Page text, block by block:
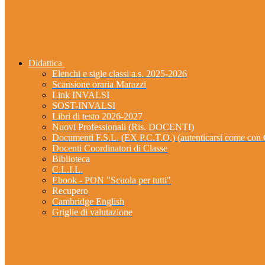
Didattica
Elenchi e sigle classi a.s. 2025-2026
Scansione oraria Marazzi
Link INVALSI
SOST-INVALSI
Libri di testo 2026-2027
Nuovi Professionali (Ris. DOCENTI)
Documenti F.S.L. (EX P.C.T.O.) (autenticarsi come
Docenti Coordinatori di Classe
Biblioteca
C.L.I.L.
Ebook - PON "Scuola per tutti"
Recupero
Cambridge English
Griglie di valutazione